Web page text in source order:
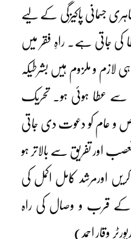
جسمانی پاکیزگی کے لیے
کی جاتی ہے۔ راہِ فقر میں
لازم و ملزوم ہیں بشرطیکہ
سے عطا ہوئی ہو۔ تحریک
و عام کو دعوت دی جاتی
اور تفریق سے بالاتر ہو
اورمرشد کامل اکمل کی
کے قرب و وصال کی راہ
وقار احمد)